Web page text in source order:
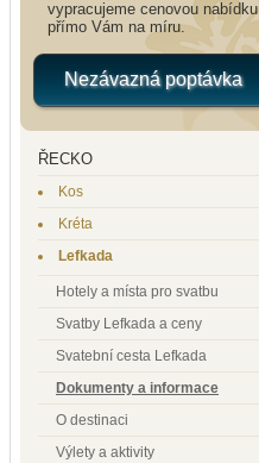
vypracujeme cenovou nabídku
přímo Vám na míru.
Nezávazná poptávka
ŘECKO
Kos
Kréta
Lefkada
Hotely a místa pro svatbu
Svatby Lefkada a ceny
Svatební cesta Lefkada
Dokumenty a informace
O destinaci
Výlety a aktivity